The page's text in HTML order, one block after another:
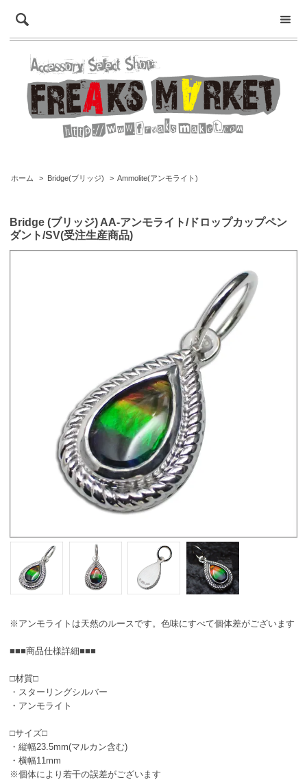
ホーム > Bridge(ブリッジ) > Ammolite(アンモライト)
Bridge (ブリッジ) AA-アンモライト/ドロップカップペン
ダント/SV(受注生産商品)
※アンモライトは天然のルースです。色味にすべて個体差がございます
■■■商品仕様詳細■■■
□材質□
・スターリングシルバー
・アンモライト
□サイズ□
・縦幅23.5mm(マルカン含む)
・横幅11mm
※個体により若干の誤差がございます